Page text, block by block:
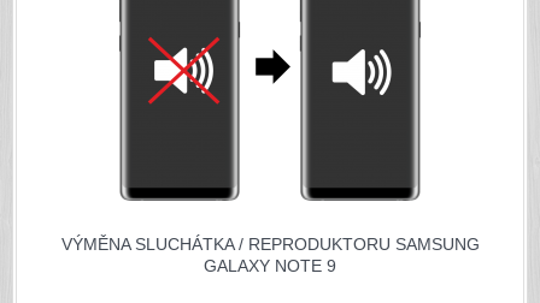
VÝMĚNA SLUCHÁTKA / REPRODUKTORU SAMSUNG
GALAXY NOTE 9